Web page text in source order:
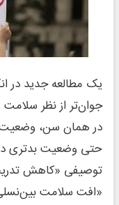
یک مطالعه جدید در
جوان‌تر از نظر
در همان سن، وضعیت
حتی وضعیت بدتری
توصیفی «کاهش
«افت سلامت